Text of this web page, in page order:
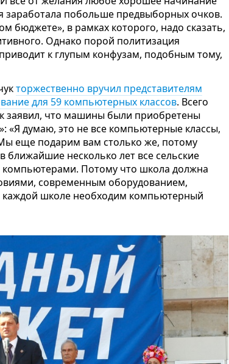
заработала побольше предвыборных очков.
бюджете», в рамках которого, надо сказать,
Однако порой политизация
к глупым конфузам, подобным тому,
торжественно вручил представителям
для 59 компьютерных классов. Всего
заявил, что машины были приобретены
думаю, это не все компьютерные классы,
еще подарим вам столько же, потому
ближайшие несколько лет все сельские
Потому что школа должна
современным оборудованием,
школе необходим компьютерный